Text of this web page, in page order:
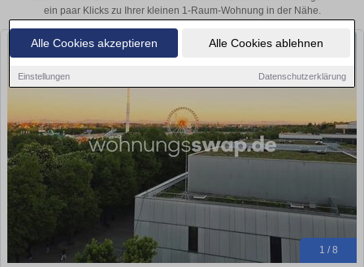
Alle Cookies akzeptieren Alle Cookies ablehnen
Einstellungen Datenschutzerklärung
ein paar Klicks zu Ihrer kleinen 1-Raum-Wohnung in der Nähe.
1 / 8